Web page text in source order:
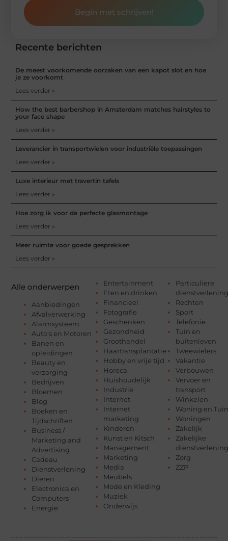
Alle onderwerpen
Aanbiedingen
Afvalverwerking
Alarmsysteem
Auto's en Motoren
Banen en
opleidingen
Beauty en
verzorging
Bedrijven
Bloemen
Blog
Boeken en
Tijdschriften
Business /
Marketing and
Advertising
Cadeau
Dienstverlening
Dieren
Electronica en
Computers
Energie
Entertainment
Eten en drinken
Financieel
Fotografie
Geschenken
Gezondheid
Groothandel
Haartransplantatie
Hobby en vrije tijd
Horeca
Huishoudelijk
Industrie
Internet
Internet
marketing
Kinderen
Kunst en Kitsch
Management
Marketing
Media
Meubels
Mode en Kleding
Muziek
Onderwijs
Particuliere
dienstverlening
Rechten
Sport
Telefonie
Tuin en
buitenleven
Tweewielers
Vakantie
Verbouwen
Vervoer en
transport
Winkelen
Woning en Tuin
Woningen
Zakelijk
Zakelijke
dienstverlening
Zorg
ZZP
Recente berichten
De meest voorkomende oorzaken van een kapot slot en hoe
je ze voorkomt
Lees verder »
How the best barbershop in Amsterdam matches hairstyles to
your face shape
Lees verder »
Leverancier in transportwielen voor industriële toepassingen
Lees verder »
Luxe interieur met travertin tafels
Lees verder »
Hoe zorg ik voor de perfecte glasmontage
Lees verder »
Meer ruimte voor goede gesprekken
Lees verder »
Begin met schrijven!